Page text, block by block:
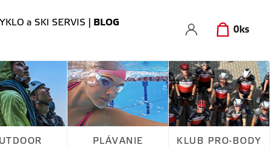
0 ks
a SKI SERVIS BLOG
PLÁVANIE KLUB PRO-BODY